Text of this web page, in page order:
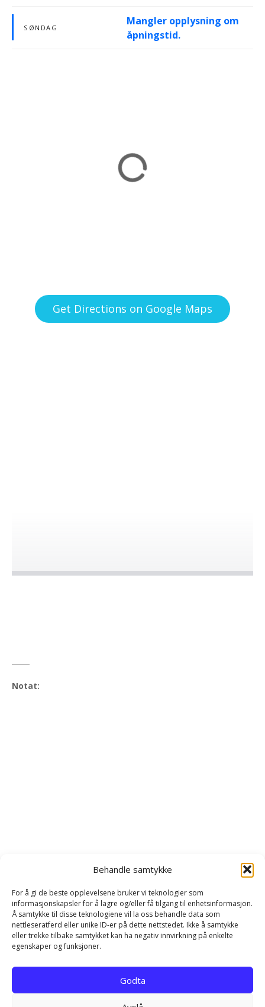
Behandle samtykke
For å gi de beste opplevelsene bruker vi teknologier som
informasjonskapsler for å lagre og/eller få tilgang til enhetsinformasjon.
Å samtykke til disse teknologiene vil la oss behandle data som
nettleseratferd eller unike ID-er på dette nettstedet. Ikke å samtykke
eller trekke tilbake samtykket kan ha negativ innvirkning på enkelte
egenskaper og funksjoner.
Godta
SØNDAG
Mangler opplysning om
åpningstid.
Get Directions on Google Maps
Notat:
Hjem Kontakt
Personvernerklæring
Infokapsel-erklæring (EU)